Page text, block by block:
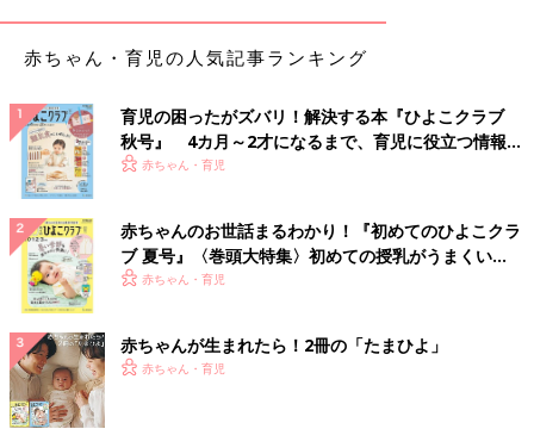
赤ちゃん・育児の人気記事ランキング
育児の困ったがズバリ！解決する本『ひよこクラブ
秋号』 4カ月～2才になるまで、育児に役立つ情報が
いっぱい！
赤ちゃん・育児
赤ちゃんのお世話まるわかり！『初めてのひよこクラ
ブ 夏号』〈巻頭大特集〉初めての授乳がうまくい
く！ おっぱい・ミルクの基本と夏のトラブル 解決テ
赤ちゃん・育児
赤ちゃんが生まれたら！2冊の「たまひよ」
赤ちゃん・育児